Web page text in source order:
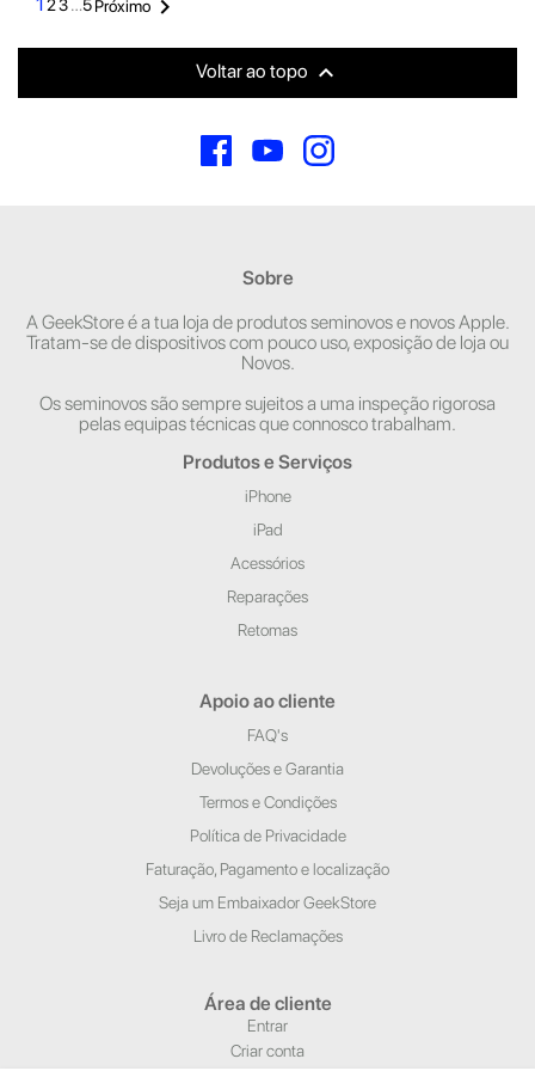
23…5Próximo 
Voltar ao topo 
FacebookYouTube
Sobre
A GeekStore é a tua loja de produtos seminovos e novos Apple.
Tratam-se de dispositivos com pouco uso, exposição de loja ou
Novos.
Os seminovos são sempre sujeitos a uma inspeção rigorosa
pelas equipas técnicas que connosco trabalham.
Produtos e Serviços
iPhone
iPad
Acessórios
Reparações
Retomas
Apoio ao cliente
FAQ's
Devoluções e Garantia
Termos e Condições
Política de Privacidade
Faturação, Pagamento e localização
Seja um Embaixador GeekStore
Livro de Reclamações
Área de cliente
Entrar
Criar conta